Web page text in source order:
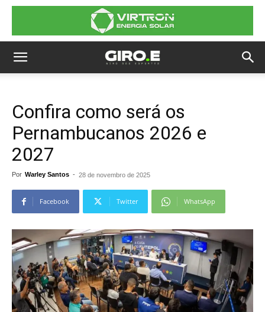
Confira como será os
Pernambucanos 2026 e
2027
Por Warley Santos - 28 de novembro de 2025
Facebook Twitter WhatsApp